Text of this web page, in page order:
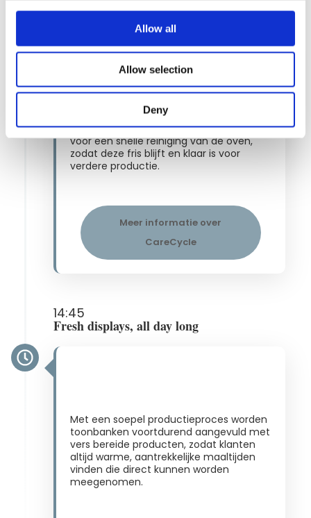
Allow all
Allow selection
Deny
14:30
Quick turbo rinse for a hygienic kitchen
Om hoge hygiënenormen te handhaven,
zorgt een 15-minuten turbo-spoeling
voor een snelle reiniging van de oven,
zodat deze fris blijft en klaar is voor
verdere productie​.
Meer informatie over
CareCycle
14:45
Fresh displays, all day long
Met een soepel productieproces worden
toonbanken voortdurend aangevuld met
vers bereide producten, zodat klanten
altijd warme, aantrekkelijke maaltijden
vinden die direct kunnen worden
meegenomen.